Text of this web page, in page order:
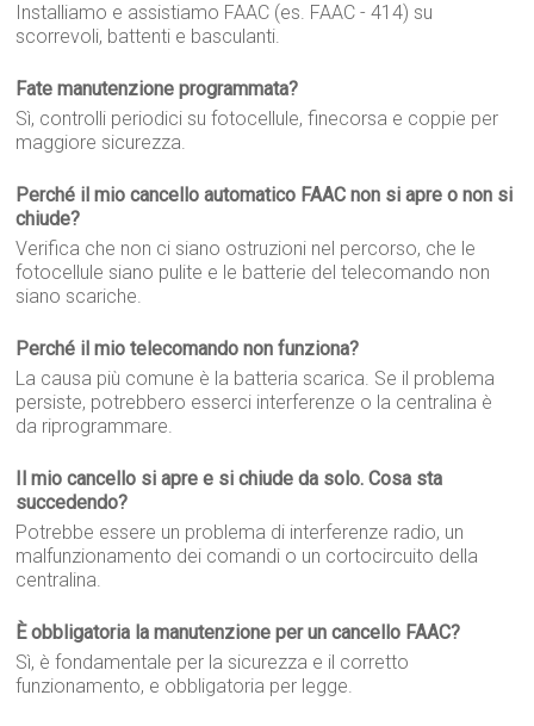
Installiamo e assistiamo FAAC (es. FAAC - 414) su
scorrevoli, battenti e basculanti.
Fate manutenzione programmata?
Sì, controlli periodici su fotocellule, finecorsa e coppie per
maggiore sicurezza.
Perché il mio cancello automatico FAAC non si apre o non si
chiude?
Verifica che non ci siano ostruzioni nel percorso, che le
fotocellule siano pulite e le batterie del telecomando non
siano scariche.
Perché il mio telecomando non funziona?
La causa più comune è la batteria scarica. Se il problema
persiste, potrebbero esserci interferenze o la centralina è
da riprogrammare.
Il mio cancello si apre e si chiude da solo. Cosa sta
succedendo?
Potrebbe essere un problema di interferenze radio, un
malfunzionamento dei comandi o un cortocircuito della
centralina.
È obbligatoria la manutenzione per un cancello FAAC?
Sì, è fondamentale per la sicurezza e il corretto
funzionamento, e obbligatoria per legge.